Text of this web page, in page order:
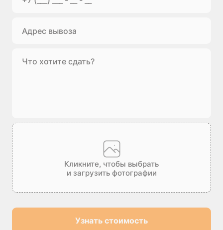
Кликните, чтобы выбрать
и загрузить фотографии
Узнать стоимость